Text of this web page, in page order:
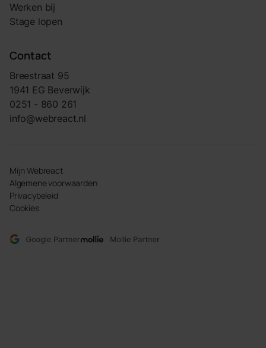
Werken bij
Stage lopen
Contact
Breestraat 95
1941 EG Beverwijk
0251 - 860 261
info@webreact.nl
Mijn Webreact
Algemene voorwaarden
Privacybeleid
Cookies